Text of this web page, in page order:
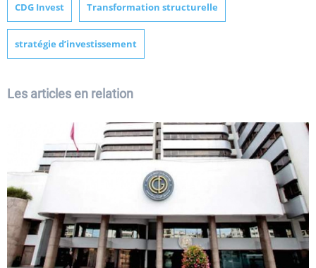
CDG Invest Transformation structurelle
stratégie d’investissement
Les articles en relation